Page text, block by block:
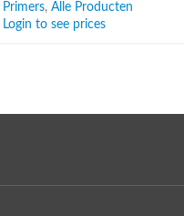
Primers, Alle Producten
Login to see prices